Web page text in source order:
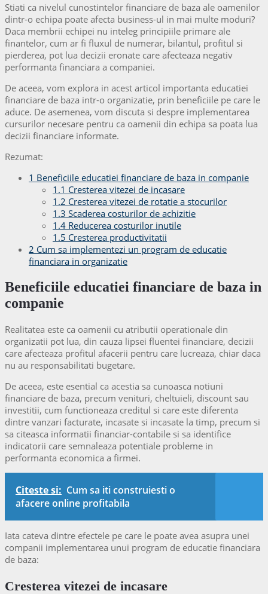
Stiati ca nivelul cunostintelor financiare de baza ale oamenilor
dintr-o echipa poate afecta business-ul in mai multe moduri?
Daca membrii echipei nu inteleg principiile primare ale
finantelor, cum ar fi fluxul de numerar, bilantul, profitul si
pierderea, pot lua decizii eronate care afecteaza negativ
performanta financiara a companiei.
De aceea, vom explora in acest articol importanta educatiei
financiare de baza intr-o organizatie, prin beneficiile pe care le
aduce. De asemenea, vom discuta si despre implementarea
cursurilor necesare pentru ca oamenii din echipa sa poata lua
decizii financiare informate.
Rezumat:
1 Beneficiile educatiei financiare de baza in companie
1.1 Cresterea vitezei de incasare
1.2 Cresterea vitezei de rotatie a stocurilor
1.3 Scaderea costurilor de achizitie
1.4 Reducerea costurilor inutile
1.5 Cresterea productivitatii
2 Cum sa implementezi un program de educatie
financiara in organizatie
Beneficiile educatiei financiare de baza in
companie
Realitatea este ca oamenii cu atributii operationale din
organizatii pot lua, din cauza lipsei fluentei financiare, decizii
care afecteaza profitul afacerii pentru care lucreaza, chiar daca
nu au responsabilitati bugetare.
De aceea, este esential ca acestia sa cunoasca notiuni
financiare de baza, precum venituri, cheltuieli, discount sau
investitii, cum functioneaza creditul si care este diferenta
dintre vanzari facturate, incasate si incasate la timp, precum si
sa citeasca informatii financiar-contabile si sa identifice
indicatorii care semnaleaza potentiale probleme in
performanta economica a firmei.
Citeste si: Cum sa iti construiesti o
afacere online profitabila
Iata cateva dintre efectele pe care le poate avea asupra unei
companii implementarea unui program de educatie financiara
de baza:
Cresterea vitezei de incasare